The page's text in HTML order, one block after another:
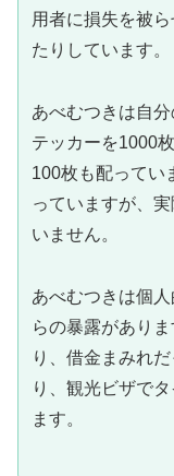
用者に損失を被
たりしています。
あべむつきは自
テッカーを1000
100枚も配ってい
っていますが、
いません。
あべむつきは個
らの暴露があり
り、借金まみれ
り、観光ビザで
ます。